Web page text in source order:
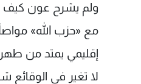
ولم يشرح عون كيف
مع «حزب الله»
إقليمي يمتد من
لا تغير في الوقائع